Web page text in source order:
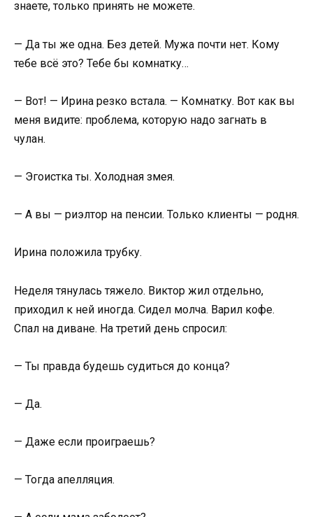
знаете, только принять не можете.
— Да ты же одна. Без детей. Мужа почти нет. Кому
тебе всё это? Тебе бы комнатку…
— Вот! — Ирина резко встала. — Комнатку. Вот как вы
меня видите: проблема, которую надо загнать в
чулан.
— Эгоистка ты. Холодная змея.
— А вы — риэлтор на пенсии. Только клиенты — родня.
Ирина положила трубку.
Неделя тянулась тяжело. Виктор жил отдельно,
приходил к ней иногда. Сидел молча. Варил кофе.
Спал на диване. На третий день спросил:
— Ты правда будешь судиться до конца?
— Да.
— Даже если проиграешь?
— Тогда апелляция.